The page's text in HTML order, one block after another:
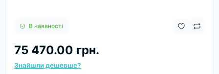
В наявності
75 470.00 грн.
Знайшли дешевше?